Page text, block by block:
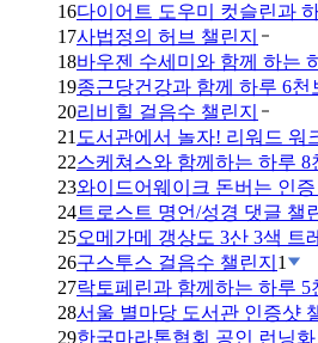
16다이어트 도우미 컷슬린과
17사법정의 허브 챌린지
18바우젠 수세미와 함께 하는
19종근당건강과 함께 하루 6천
20리비힐 걸음수 챌린지
21 도서관에서 놀자! 리워드 워
22스케쳐스와 함께하는 하루 8
23와이드어웨이크 돈버는 인증
24트로스트 명언/성경 댓글 챌
25오메가메 갱상도 3산 3색 트
26구스투스 걸음수 챌린지 1
27락토페린과 함께하는 하루 5
28서울 별마당 도서관 인증샷
29한국마라톤협회 공인 런닝